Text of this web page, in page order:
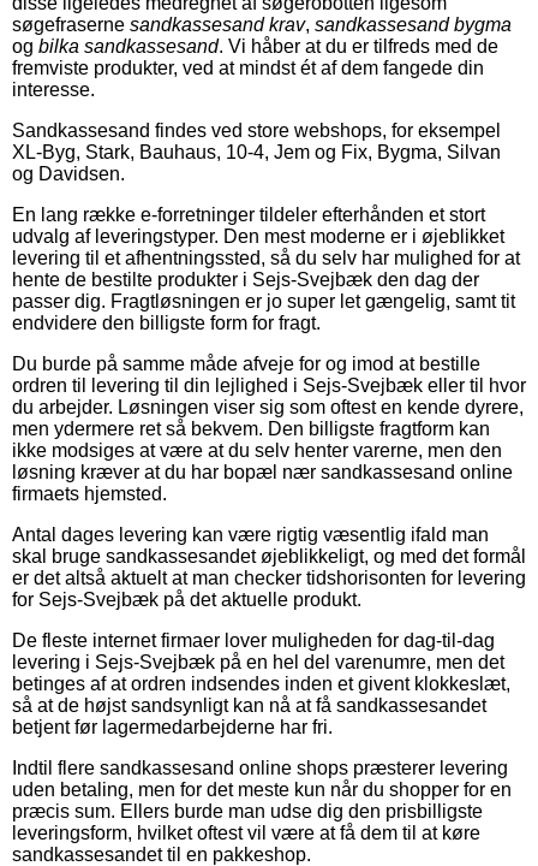
søgefraserne sandkassesand krav, sandkassesand bygma
og bilka sandkassesand. Vi håber at du er tilfreds med de
fremviste produkter, ved at mindst ét af dem fangede din
interesse.
Sandkassesand findes ved store webshops, for eksempel
XL-Byg, Stark, Bauhaus, 10-4, Jem og Fix, Bygma, Silvan
og Davidsen.
En lang række e-forretninger tildeler efterhånden et stort
udvalg af leveringstyper. Den mest moderne er i øjeblikket
levering til et afhentningssted, så du selv har mulighed for at
hente de bestilte produkter i Sejs-Svejbæk den dag der
passer dig. Fragtløsningen er jo super let gængelig, samt tit
endvidere den billigste form for fragt.
Du burde på samme måde afveje for og imod at bestille
ordren til levering til din lejlighed i Sejs-Svejbæk eller til hvor
du arbejder. Løsningen viser sig som oftest en kende dyrere,
men ydermere ret så bekvem. Den billigste fragtform kan
ikke modsiges at være at du selv henter varerne, men den
løsning kræver at du har bopæl nær sandkassesand online
firmaets hjemsted.
Antal dages levering kan være rigtig væsentlig ifald man
skal bruge sandkassesandet øjeblikkeligt, og med det formål
er det altså aktuelt at man checker tidshorisonten for levering
for Sejs-Svejbæk på det aktuelle produkt.
De fleste internet firmaer lover muligheden for dag-til-dag
levering i Sejs-Svejbæk på en hel del varenumre, men det
betinges af at ordren indsendes inden et givent klokkeslæt,
så at de højst sandsynligt kan nå at få sandkassesandet
betjent før lagermedarbejderne har fri.
Indtil flere sandkassesand online shops præsterer levering
uden betaling, men for det meste kun når du shopper for en
præcis sum. Ellers burde man udse dig den prisbilligste
leveringsform, hvilket oftest vil være at få dem til at køre
sandkassesandet til en pakkeshop.